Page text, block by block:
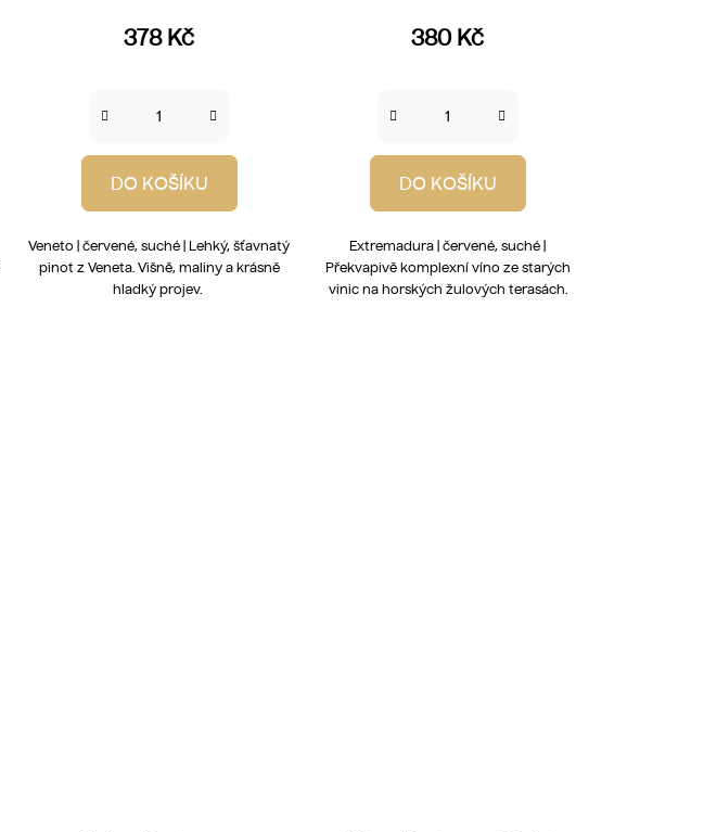
378 Kč
DO KOŠÍKU
Veneto | červené, suché | Lehký, šťavnatý
pinot z Veneta. Višně, maliny a krásně
hladký projev.
380 Kč
DO KOŠÍKU
Extremadura | červené, suché |
Překvapivě komplexní víno ze starých
vinic na horských žulových terasách.